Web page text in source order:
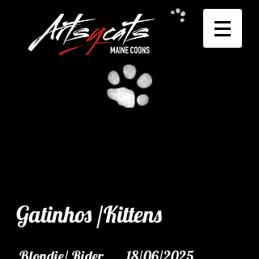
Gatinhos /Kittens